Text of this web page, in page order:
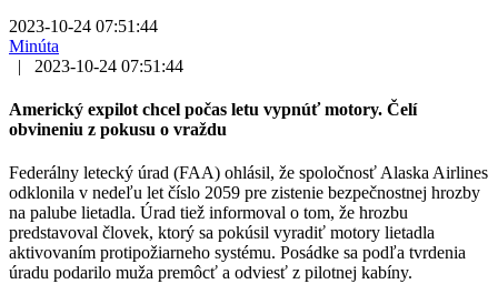
2023-10-24 07:51:44
Minúta
|
2023-10-24 07:51:44
Americký expilot chcel počas letu vypnúť motory. Čelí
obvineniu z pokusu o vraždu
Federálny letecký úrad (FAA) ohlásil, že spoločnosť Alaska Airlines
odklonila v nedeľu let číslo 2059 pre zistenie bezpečnostnej hrozby
na palube lietadla. Úrad tiež informoval o tom, že hrozbu
predstavoval človek, ktorý sa pokúsil vyradiť motory lietadla
aktivovaním protipožiarneho systému. Posádke sa podľa tvrdenia
úradu podarilo muža premôcť a odviesť z pilotnej kabíny.